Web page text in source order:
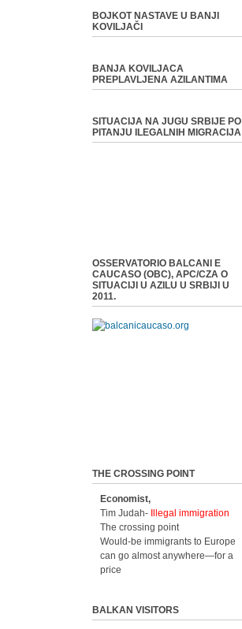
BOJKOT NASTAVE U BANJI
KOVILJAČI
BANJA KOVILJACA
PREPLAVLJENA AZILANTIMA
SITUACIJA NA JUGU SRBIJE PO
PITANJU ILEGALNIH MIGRACIJA
OSSERVATORIO BALCANI E
CAUCASO (OBC), APC/CZA O
SITUACIJI U AZILU U SRBIJI U
2011.
THE CROSSING POINT
Economist,
Tim Judah-
Illegal immigration
The crossing point
Would-be immigrants to Europe
can go almost anywhere—for a
price
BALKAN VISITORS